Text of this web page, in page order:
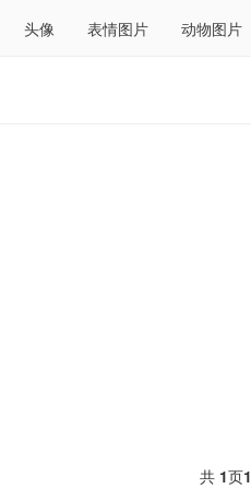
头像 表情图片 动物图片
共 1页1